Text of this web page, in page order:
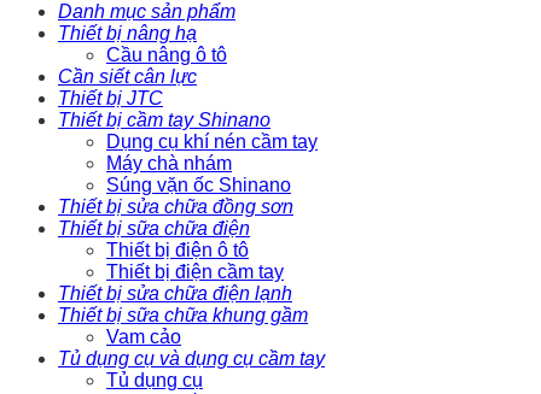
Danh mục sản phẩm
Thiết bị nâng hạ
Cầu nâng ô tô
Cần siết cân lực
Thiết bị JTC
Thiết bị cầm tay Shinano
Dụng cụ khí nén cầm tay
Máy chà nhám
Súng vặn ốc Shinano
Thiết bị sửa chữa đồng sơn
Thiết bị sữa chữa điện
Thiết bị điện ô tô
Thiết bị điện cầm tay
Thiết bị sửa chữa điện lạnh
Thiết bị sữa chữa khung gầm
Vam cảo
Tủ dụng cụ và dụng cụ cầm tay
Tủ dụng cụ